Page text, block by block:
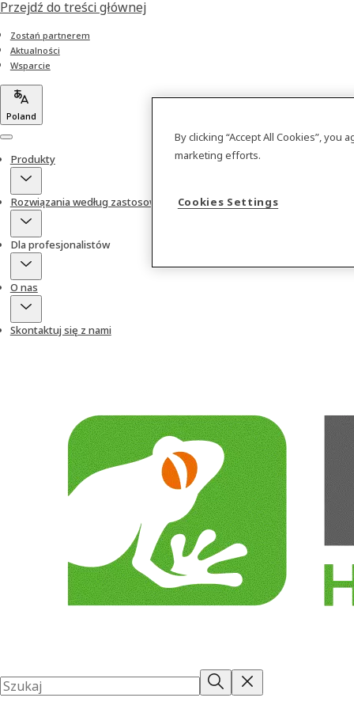
Przejdź do treści głównej
Zostań partnerem
Aktualności
Wsparcie
Poland
Menu
Produkty
Rozwiązania według zastosowań
Dla profesjonalistów
O nas
Skontaktuj się z nami
By clicking “Accept All Cookies”,
marketing efforts.
Cookies Settings